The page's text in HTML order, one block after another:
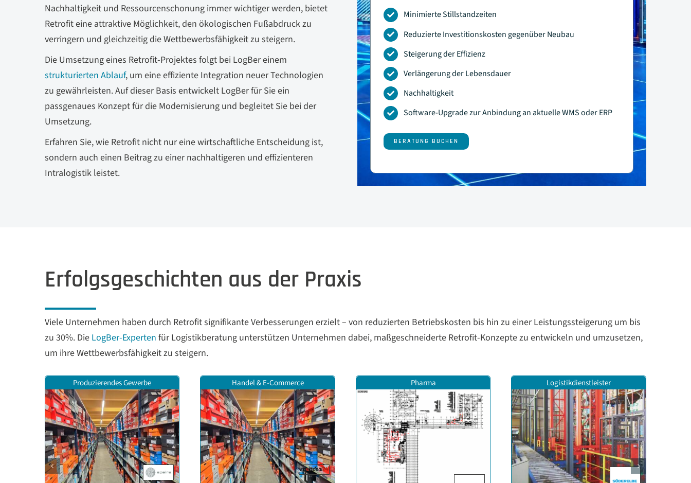
Nachhaltigkeit und Ressourcenschonung immer wichtiger werden, bietet
Retrofit eine attraktive Möglichkeit, den ökologischen Fußabdruck zu
verringern und gleichzeitig die Wettbewerbsfähigkeit zu steigern.
Die Umsetzung eines Retrofit-Projektes folgt bei LogBer einem
strukturierten Ablauf, um eine effiziente Integration neuer Technologien
zu gewährleisten. Auf dieser Basis entwickelt LogBer für Sie ein
passgenaues Konzept für die Modernisierung und begleitet Sie bei der
Umsetzung.
Erfahren Sie, wie Retrofit nicht nur eine wirtschaftliche Entscheidung ist,
sondern auch einen Beitrag zu einer nachhaltigeren und effizienteren
Intralogistik leistet.
Minimierte Stillstandzeiten
Reduzierte Investitionskosten gegenüber Neubau
Steigerung der Effizienz
Verlängerung der Lebensdauer
Nachhaltigkeit
Software-Upgrade zur Anbindung an aktuelle WMS oder ERP
BERATUNG BUCHEN
Erfolgsgeschichten aus der Praxis
Viele Unternehmen haben durch Retrofit signifikante Verbesserungen erzielt – von reduzierten Betriebskosten bis hin zu einer Leistungssteigerung um bis
zu 30%. Die LogBer-Experten für Logistikberatung unterstützen Unternehmen dabei, maßgeschneiderte Retrofit-Konzepte zu entwickeln und umzusetzen,
um ihre Wettbewerbsfähigkeit zu steigern.
Produzierendes Gewerbe Handel & E-Commerce Pharma Logistikdienstleister